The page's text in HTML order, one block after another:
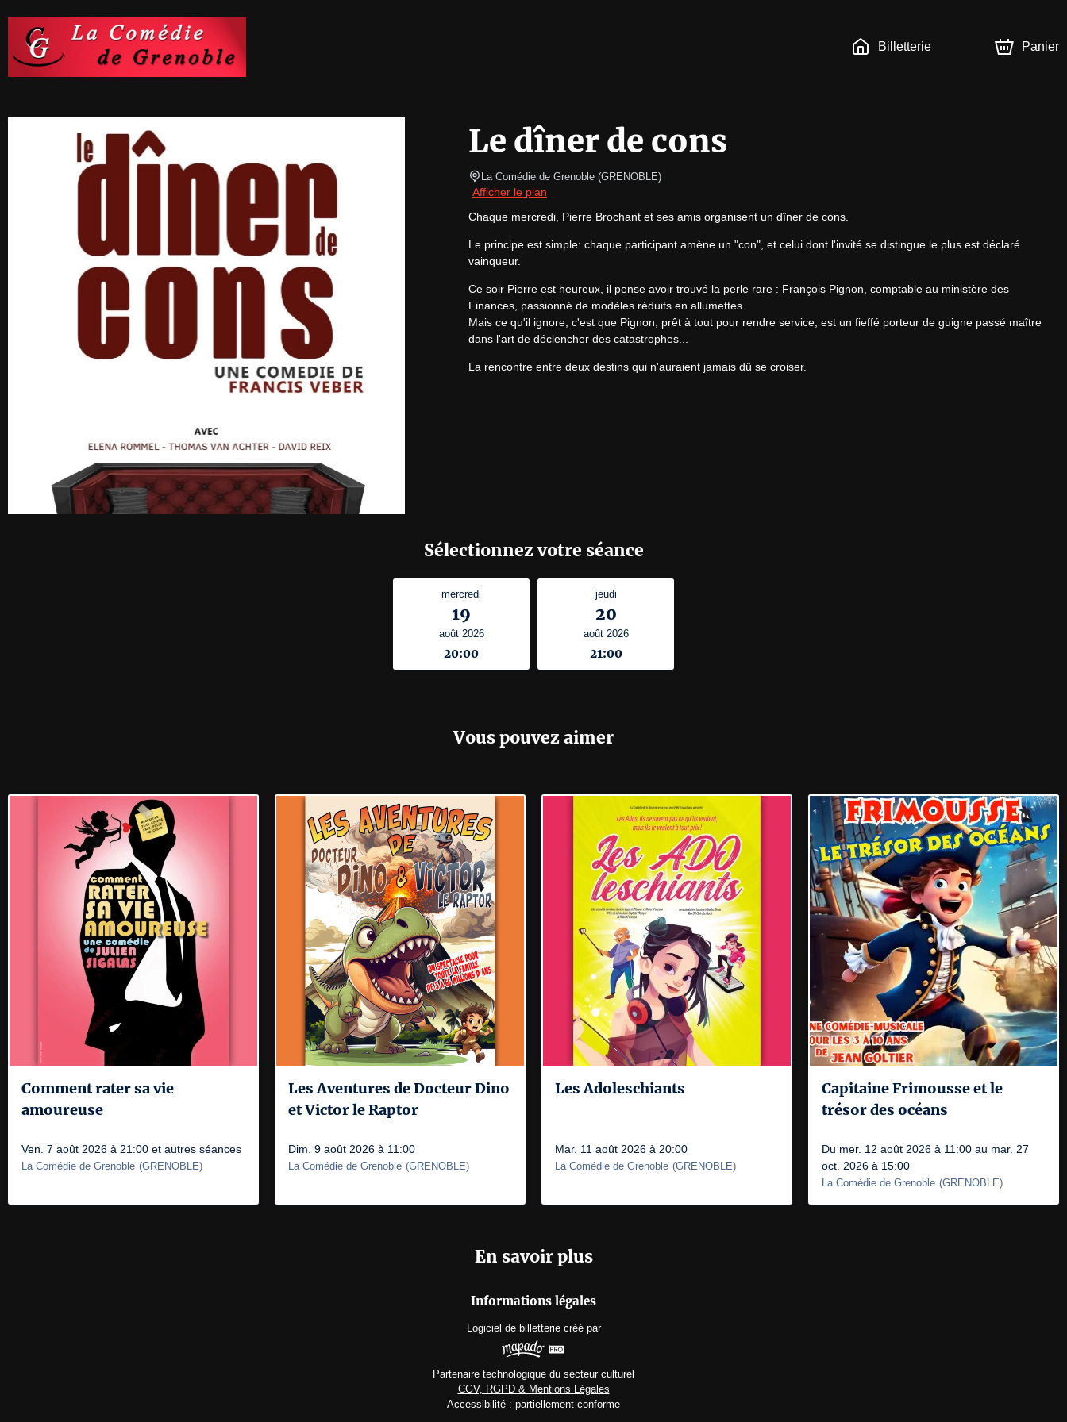
Billetterie Panier
Le dîner de cons
La Comédie de Grenoble (GRENOBLE)
Afficher le plan
Chaque mercredi, Pierre Brochant et ses amis organisent un dîner de cons.
Le principe est simple: chaque participant amène un "con", et celui dont l'invité se distingue le plus est déclaré
vainqueur.
Ce soir Pierre est heureux, il pense avoir trouvé la perle rare : François Pignon, comptable au ministère des
Finances, passionné de modèles réduits en allumettes.
Mais ce qu'il ignore, c'est que Pignon, prêt à tout pour rendre service, est un fieffé porteur de guigne passé maître
dans l'art de déclencher des catastrophes...
La rencontre entre deux destins qui n'auraient jamais dû se croiser.
Sélectionnez votre séance
mercredi
19
août 2026
20:00
jeudi
20
août 2026
21:00
Vous pouvez aimer
Comment rater sa vie
amoureuse
Ven. 7 août 2026 à 21:00 et autres séances
La Comédie de Grenoble (GRENOBLE)
Les Aventures de Docteur Dino
et Victor le Raptor
Dim. 9 août 2026 à 11:00
La Comédie de Grenoble (GRENOBLE)
Les Adoleschiants
Mar. 11 août 2026 à 20:00
La Comédie de Grenoble (GRENOBLE)
Capitaine Frimousse et le
trésor des océans
Du mer. 12 août 2026 à 11:00 au mar. 27
oct. 2026 à 15:00
La Comédie de Grenoble (GRENOBLE)
En savoir plus
Informations légales
Logiciel de billetterie créé par
Partenaire technologique du secteur culturel
CGV, RGPD & Mentions Légales
Accessibilité : partiellement conforme